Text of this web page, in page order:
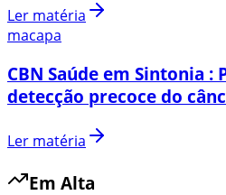
Ler matéria
macapa
CBN Saúde em Sintonia :
detecção precoce do
Ler matéria
Em Alta